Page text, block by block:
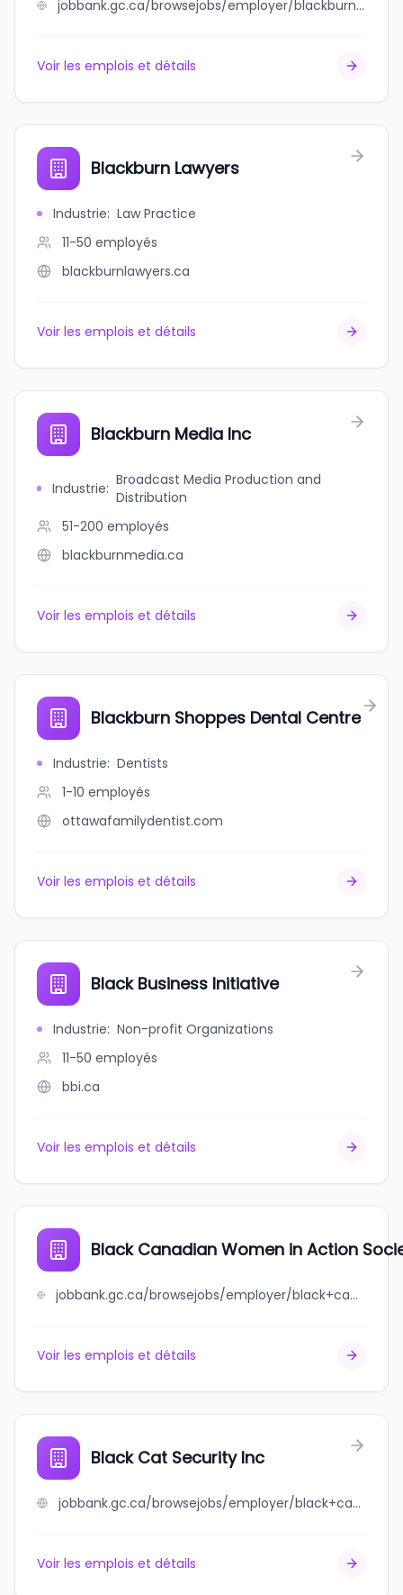
jobbank.gc.ca/browsejobs/employer/blackburn+%26+blackburn+inc./ca
Voir les emplois et détails
Blackburn Lawyers
Industrie: Law Practice
11-50 employés
blackburnlawyers.ca
Voir les emplois et détails
Blackburn Media Inc
Industrie: Broadcast Media Production and
Distribution
51-200 employés
blackburnmedia.ca
Voir les emplois et détails
Blackburn Shoppes Dental Centre
Industrie: Dentists
1-10 employés
ottawafamilydentist.com
Voir les emplois et détails
Black Business Initiative
Industrie: Non-profit Organizations
11-50 employés
bbi.ca
Voir les emplois et détails
Black Canadian Women in Action
jobbank.gc.ca/browsejobs/employer/black+canadian+women+in+action+society/ca
Voir les emplois et détails
Black Cat Security Inc
jobbank.gc.ca/browsejobs/employer/black+cat+security+inc/ca
Voir les emplois et détails